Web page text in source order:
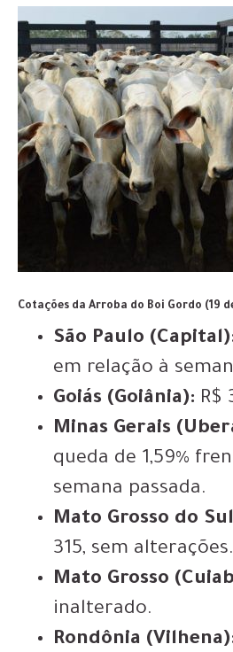
Cotações da Arroba do Boi Gordo (19
São Paulo
em relação à
Goiás (Goiânia): R$
Minas Gerais
queda de 1,59%
semana passada.
Mato Grosso do
315, sem alterações.
Mato Grosso
inalterado.
Rondônia